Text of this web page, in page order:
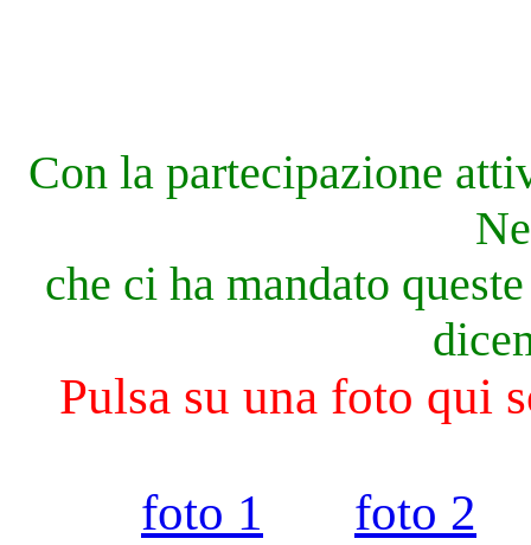
Con la partecipazione
che ci ha mandato
Pulsa su una foto qui
foto 1 foto 2